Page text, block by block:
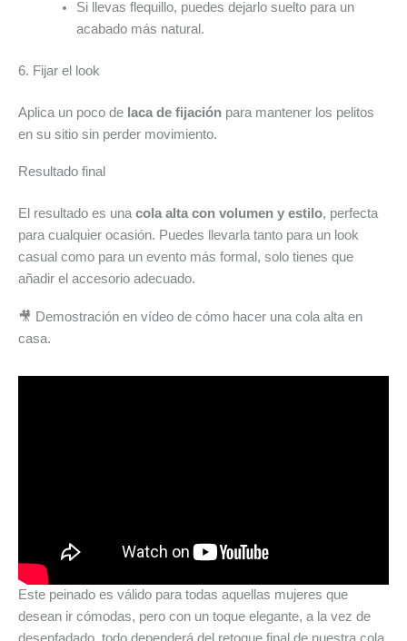
Si llevas flequillo, puedes dejarlo suelto para un
acabado más natural.
6. Fijar el look
Aplica un poco de laca de fijación para mantener los pelitos
en su sitio sin perder movimiento.
Resultado final
El resultado es una cola alta con volumen y estilo, perfecta
para cualquier ocasión. Puedes llevarla tanto para un look
casual como para un evento más formal, solo tienes que
añadir el accesorio adecuado.
🎥 Demostración en vídeo de cómo hacer una cola alta en
casa.
Este peinado es válido para todas aquellas mujeres que
desean ir cómodas, pero con un toque elegante, a la vez de